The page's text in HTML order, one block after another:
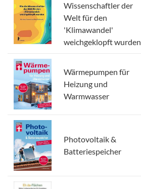
Wissenschaftler der
Welt für den
'Klimawandel'
weichgeklopft wurden
Wärmepumpen für
Heizung und
Warmwasser
Photovoltaik &
Batteriespeicher